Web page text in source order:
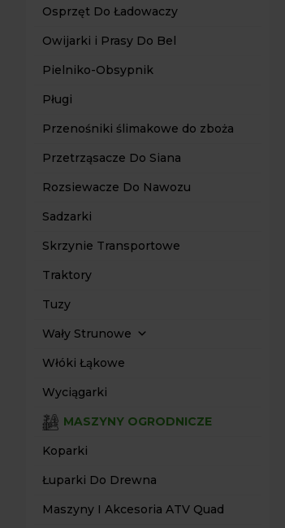
Osprzęt Do Ładowaczy
Owijarki i Prasy Do Bel
Pielniko-Obsypnik
Pługi
Przenośniki ślimakowe do zboża
Przetrząsacze Do Siana
Rozsiewacze Do Nawozu
Sadzarki
Skrzynie Transportowe
Traktory
Tuzy
Wały Strunowe
Włóki Łąkowe
Wyciągarki
MASZYNY OGRODNICZE
Koparki
Łuparki Do Drewna
Maszyny I Akcesoria ATV Quad